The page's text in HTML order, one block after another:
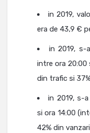
in 2019,
era de 43,9 €
in 2019, s-
intre ora 20:00
din trafic si
in 2019, s-
si ora 14:00
42% din